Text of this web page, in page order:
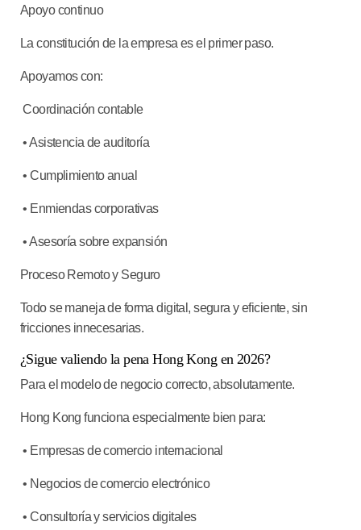
Apoyo continuo
La constitución de la empresa es el primer paso.
Apoyamos con:
Coordinación contable
• Asistencia de auditoría
• Cumplimiento anual
• Enmiendas corporativas
• Asesoría sobre expansión
Proceso Remoto y Seguro
Todo se maneja de forma digital, segura y eficiente, sin
fricciones innecesarias.
¿Sigue valiendo la pena Hong Kong en 2026?
Para el modelo de negocio correcto, absolutamente.
Hong Kong funciona especialmente bien para:
• Empresas de comercio internacional
• Negocios de comercio electrónico
• Consultoría y servicios digitales